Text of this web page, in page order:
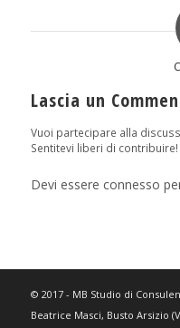
Lascia un
Vuoi partecipare alla
Sentitevi liberi di contribuire!
Devi essere connesso
© 2017 - MB Studio di
Beatrice Masci, Busto Arsizio